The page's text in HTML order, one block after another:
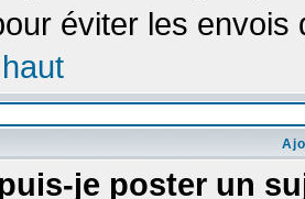
éviter les
je poster un